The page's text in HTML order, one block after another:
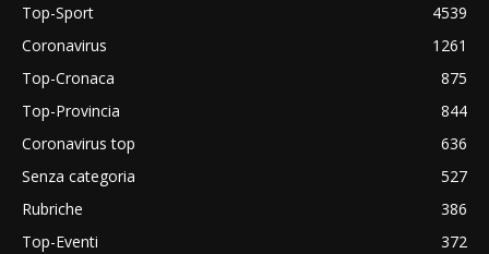
Top-Sport
4539
Coronavirus
1261
Top-Cronaca
875
Top-Provincia
844
Coronavirus top
636
Senza categoria
527
Rubriche
386
Top-Eventi
372